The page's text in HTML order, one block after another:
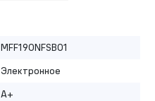
MFF190NFSB01
Электронное
A+